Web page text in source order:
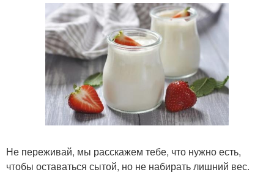
Не переживай, мы расскажем тебе, что нужно есть,
чтобы оставаться сытой, но не набирать лишний вес.